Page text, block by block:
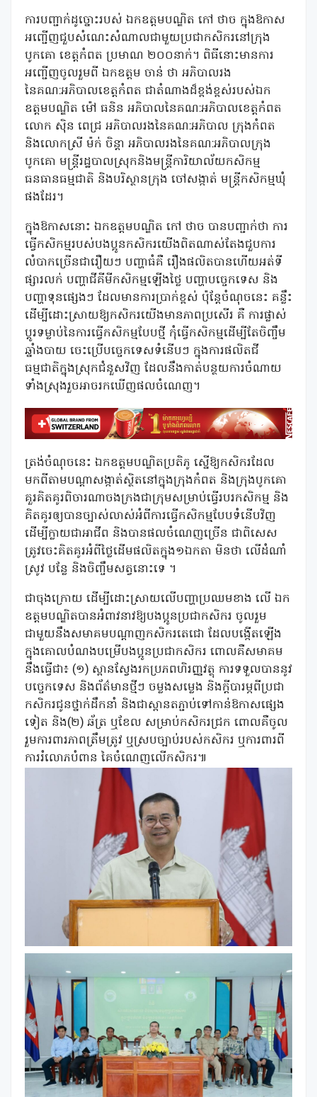
ការបញ្ជាក់ដូច្នោះរបស់ ឯកឧត្តមបណ្ឌិត កៅ ថាច ក្នុងឱកាស
អញ្ជើញជួបសំណេះសំណាលជាមួយប្រជាកសិករនៅក្រុង
បូកគោ ខេត្តកំពត ប្រមាណ ២០០នាក់។ ពិធីនោះមានការ
អញ្ជើញចូលរួមពី ឯកឧត្តម ចាន់ ថា អភិបាលរង
នៃគណ:អភិបាលខេត្តកំពត ជាតំណាងដ៏ខ្ពង់ខ្ពស់របស់ឯក
ឧត្តមបណ្ឌិត ម៉ៅ ធនិន អភិបាលនៃគណ:អភិបាលខេត្តកំពត
លោក ស៊ិន ពេជ្រ អភិបាលរងនៃគណ:អភិបាល ក្រុងកំពត
និងលោកស្រី ម៉ក់ ចិន្តា អភិបាលរងនៃគណ:អភិបាលក្រុង
បូកគោ មន្ត្រីរដ្ឋបាលស្រុកនិងមន្ត្រីការិយាល័យកសិកម្ម
ធនធានធម្មជាតិ និងបរិស្ថានក្រុង ចៅសង្កាត់ មន្ត្រីកសិកម្មឃុំ
ផងដែរ។
ក្នុងឱកាសនោះ ឯកឧត្តមបណ្ឌិត កៅ ថាច បានបញ្ជាក់ថា ការ
ធ្វើកសិកម្មរបស់បងប្អូនកសិករយើងពិតណាស់តែងជួបការ
លំបាកច្រើនជារឿយៗ បញ្ហាធំគឺ រឿងផលិតបានហើយអត់ទី
ផ្សារលក់ បញ្ហាជីគីមីកសិកម្មឡើងថ្លៃ បញ្ហាបច្ចេកទេស និង
បញ្ហាទុនផ្សេងៗ ដែលមានការប្រាក់ខ្ពស់ ប៉ុន្តែចំណុចនេះ គន្លឹះ
ដើម្បីដោះស្រាយឱ្យកសិករយើងមានភាពប្រសើរ គឺ ការផ្លាស់
ប្តូរទម្លាប់នៃការធ្វើកសិកម្មបែបថ្មី កុំធ្វើកសិកម្មដើម្បីតែចិញ្ចឹម
ឆ្នាំងបាយ ចេះប្រើបច្ចេកទេសទំនើបៗ ក្នុងការផលិតជី
ធម្មជាតិក្នុងស្រុកជំនួសវិញ ដែលនឹងកាត់បន្ថយការចំណាយ
ទាំងស្រុងរួចអាចរកឃើញផលចំណេញ។
ត្រង់ចំណុចនេះ ឯកឧត្តមបណ្ឌិតប្រតិភូ ស្នើឱ្យកសិករដែល
មកពីតាមបណ្តាសង្កាត់ស្ថិតនៅក្នុងក្រុងកំពត និងក្រុងបូកគោ
គួរគិតគូរពិចារណាចងក្រងជាក្រុមសម្រាប់ធ្វើរបរកសិកម្ម និង
គិតគូរឲ្យបានច្បាស់លាស់អំពីការធ្វើកសិកម្មបែបទំនើបវិញ
ដើម្បីក្លាយជាអាជីព និងបានផលចំណេញច្រើន ជាពិសេស
ត្រូវចេះគិតគូរអំពីថ្លៃដើមផលិតក្នុង១ឯកតា មិនថា លើដំណាំ
ស្រូវ បន្លែ និងចិញ្ចឹមសត្វនោះទេ ។
ជាចុងក្រោយ ដើម្បីដោះស្រាយលើបញ្ហាប្រឈមខាង លើ ឯក
ឧត្តមបណ្ឌិតបានអំពាវនាវឱ្យបងប្អូនប្រជាកសិករ ចូលរួម
ជាមួយនឹងសមាគមបណ្តាញកសិករតេជោ ដែលបង្កើតឡើង
ក្នុងគោលបំណងបម្រើបងប្អូនប្រជាកសិករ ពោលគឺសមាគម
នឹងធ្វើជា៖ (១) ស្ពានស្វែងរកប្រភពហិរញ្ញវត្ថុ ការទទួលបាននូវ
បច្ចេកទេស និងព័ត៌មានថ្មីៗ ចម្លងសម្លេង និងក្តីបារម្ភពីប្រជា
កសិករជូនថ្នាក់ដឹកនាំ និងជាស្ពានតភ្ជាប់ទៅកាន់ឱកាសផ្សេង
ទៀត និង(២) ឆ័ត្រ ឬខែល សម្រាប់កសិករជ្រក ពោលគឺចូល
រួមការពារភាពត្រឹមត្រូវ ឬស្របច្បាប់របស់កសិករ ឬការពារពី
ការរំលោភបំពាន គៃចំណេញលើកសិករ៕